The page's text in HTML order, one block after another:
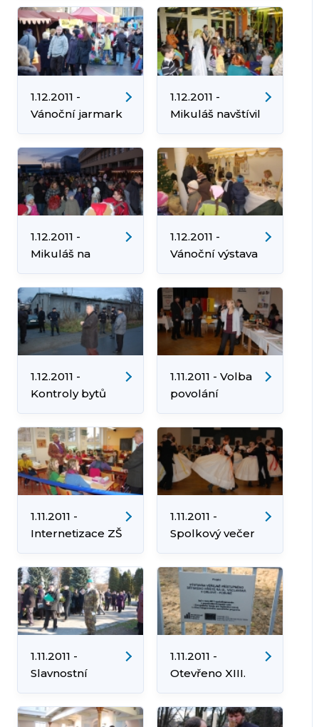
světové války
nalezena v Dolní
Lutyni
Sambu
1.12.2011 -
Vánoční jarmark
1.12.2011 -
Mikuláš navštívil
1.12.2011 -
Mikuláš na
Orlové-Lutyni
1.12.2011 -
Vánoční výstava
1.12.2011 -
Kontroly bytů
nájemníků
1.11.2011 - Volba
povolání
1.11.2011 -
Internetizace ZŠ
1.11.2011 -
Spolkový večer
1.11.2011 -
Slavnostní
přestěhovaného
1.11.2011 -
Otevřeno XIII.
Orlové a to v